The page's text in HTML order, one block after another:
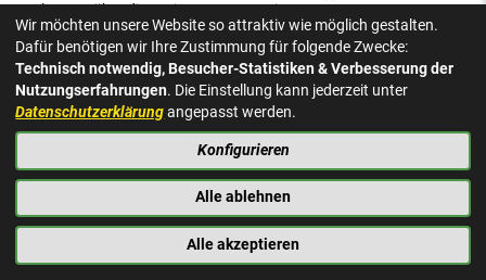
verlangen, über die geeigneten Garantien gem. Art. 46
DSGVO im Zusammenhang mit der Übermittlung
unterrichtet zu werden.
2. Recht auf Berichtigung nach Art. 16 DSGVO
Sie haben ein Recht auf Berichtigung und/oder
Vervollständigung gegenüber dem Verantwortlichen, sofern
die verarbeiteten personenbezogenen Daten, die Sie
betreffen, unrichtig oder unvollständig sind. Der
Verantwortliche hat die Berichtigung unverzüglich
Wir möchten unsere Website so attraktiv wie möglich gestalten.
Dafür benötigen wir Ihre Zustimmung für folgende Zwecke:
Technisch notwendig, Besucher-Statistiken & Verbesserung der
Nutzungserfahrungen. Die Einstellung kann jederzeit unter
Datenschutzerklärungangepasst werden.
Konfigurieren
Alle ablehnen
Alle akzeptieren